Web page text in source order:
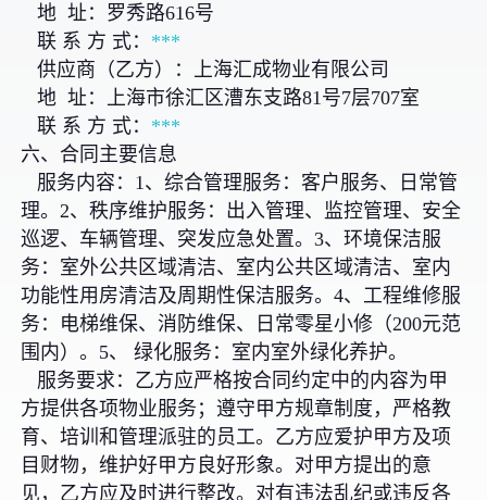
地 址：罗秀路616号
联 系 方 式： ***
供应商（乙方）：上海汇成物业有限公司
地 址：上海市徐汇区漕东支路81号7层707室
联 系 方 式： ***
六、合同主要信息
服务内容：1、综合管理服务：客户服务、日常管
理。2、秩序维护服务：出入管理、监控管理、安全
巡逻、车辆管理、突发应急处置。3、环境保洁服
务：室外公共区域清洁、室内公共区域清洁、室内
功能性用房清洁及周期性保洁服务。4、工程维修服
务：电梯维保、消防维保、日常零星小修（200元范
围内）。5、 绿化服务：室内室外绿化养护。
服务要求：乙方应严格按合同约定中的内容为甲
方提供各项物业服务；遵守甲方规章制度，严格教
育、培训和管理派驻的员工。乙方应爱护甲方及项
目财物，维护好甲方良好形象。对甲方提出的意
见，乙方应及时进行整改。对有违法乱纪或违反各